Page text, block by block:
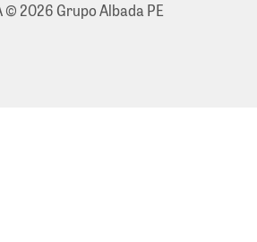
© 2026 Grupo Albada PE